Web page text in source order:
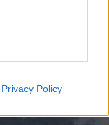
Privacy Policy